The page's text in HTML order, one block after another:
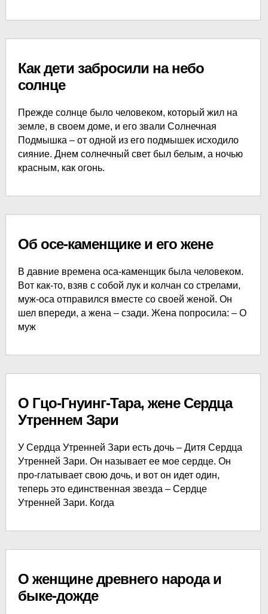
Как дети забросили на небо
солнце
Прежде солнце было человеком, который жил на
земле, в своем доме, и его звали Солнечная
Подмышка – от одной из его подмышек исходило
сияние. Днем солнечный свет был белым, а ночью
красным, как огонь.
Об осе-каменщике и его жене
В давние времена оса-каменщик была человеком.
Вот как-то, взяв с собой лук и колчан со стрелами,
муж-оса отправился вместе со своей женой. Он
шел впереди, а жена – сзади. Жена попросила: – О
муж
О Гцо-Гнуинг-Тара, жене Сердца
Утреннем Зари
У Сердца Утренней Зари есть дочь – Дитя Сердца
Утренней Зари. Он называет ее мое сердце. Он
про-глатывает свою дочь, и вот он идет один,
теперь это единственная звезда – Сердце
Утренней Зари. Когда
О женщине древнего народа и
быке-дожде